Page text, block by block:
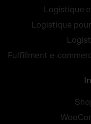
Logistique
Logistique